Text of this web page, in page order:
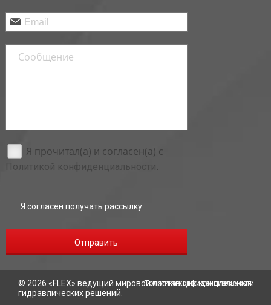
Я прочитал(а) и согласен(а) с
Политикой конфиденциальности.
Я согласен получать рассылку.
Отправить
© 2026 «FLEX» ведущий мировой поставщик комплексных
гидравлических решений.
Политика конфиденциальности